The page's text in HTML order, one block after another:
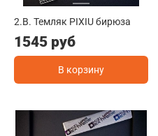
2.B. Темляк PIXIU бирюза
1545 руб
В корзину